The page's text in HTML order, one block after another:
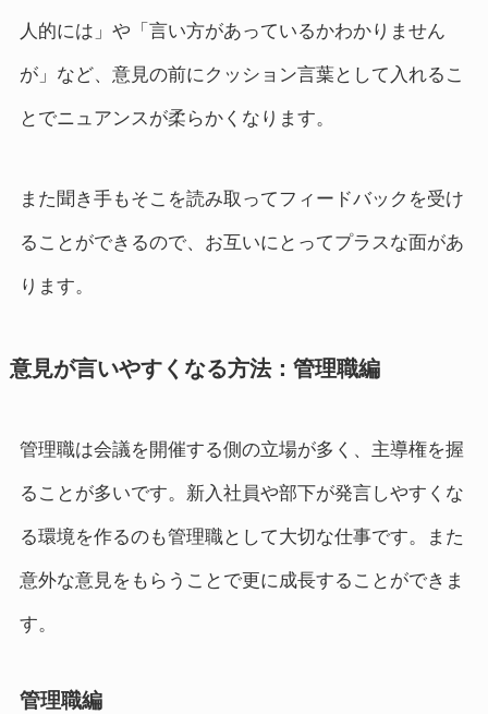
人的には」や「言い方があっているかわかりません
が」など、意見の前にクッション言葉として入れるこ
とでニュアンスが柔らかくなります。
また聞き手もそこを読み取ってフィードバックを受け
ることができるので、お互いにとってプラスな面があ
ります。
意見が言いやすくなる方法：管理職編
管理職は会議を開催する側の立場が多く、主導権を握
ることが多いです。新入社員や部下が発言しやすくな
る環境を作るのも管理職として大切な仕事です。また
意外な意見をもらうことで更に成長することができま
す。
管理職編